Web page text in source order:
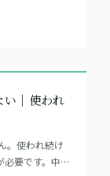
い｜使われ
。使われ続け
必要です。中